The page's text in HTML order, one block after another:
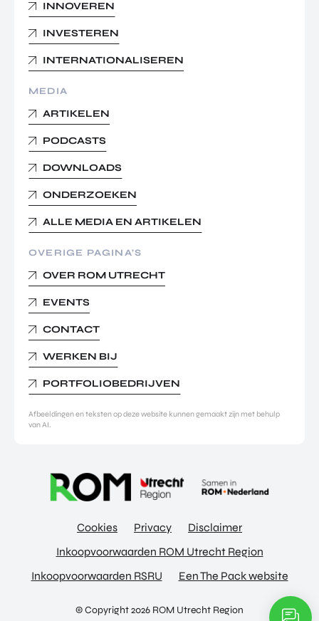
INNOVEREN
INVESTEREN
INTERNATIONALISEREN
MEDIA
ARTIKELEN
PODCASTS
DOWNLOADS
ONDERZOEKEN
ALLE MEDIA EN ARTIKELEN
OVERIGE PAGINA’S
OVER ROM UTRECHT
EVENTS
CONTACT
WERKEN BIJ
PORTFOLIOBEDRIJVEN
Afbeeldingen en teksten op deze website kunnen gemaakt zijn met behulp
van AI.
Cookies Privacy
Disclaimer
Inkoopvoorwaarden ROM Utrecht Region
Inkoopvoorwaarden RSRU
Een The Pack website
© Copyright 2026 ROM Utrecht Region